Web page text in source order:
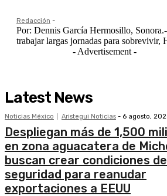
Redacción -
Por: Dennis García Hermosillo, Sonora.- Creció solo, rodeado de drogas, carencias y calles difíciles. Sin la presencia de su padre y con una madre que debía
trabajar largas jornadas para sobrevivir,
- Advertisement -
Latest News
Noticias México Aristegui Noticias - 6 agosto,
Despliegan más de 1,500
en zona aguacatera de
buscan crear condiciones de
seguridad para reanudar
exportaciones a EEUU